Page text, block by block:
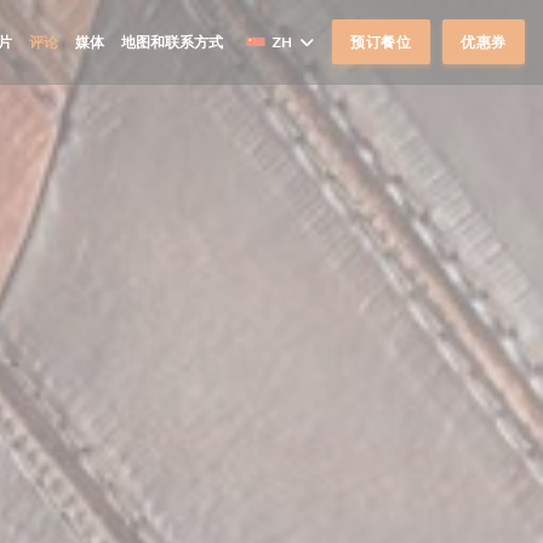
评论 媒体 地图和联系方式 ZH 预订餐位 优惠券